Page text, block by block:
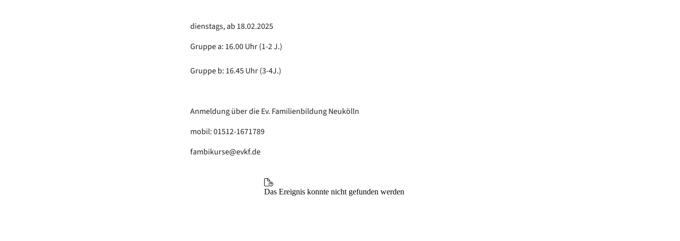
dienstags, ab 18.02.2025
Gruppe a: 16.00 Uhr (1-2 J.)
Gruppe b: 16.45 Uhr (3-4J.)
Anmeldung über die Ev. Familienbildung Neukölln
mobil: 01512-1671789
fambikurse@evkf.de